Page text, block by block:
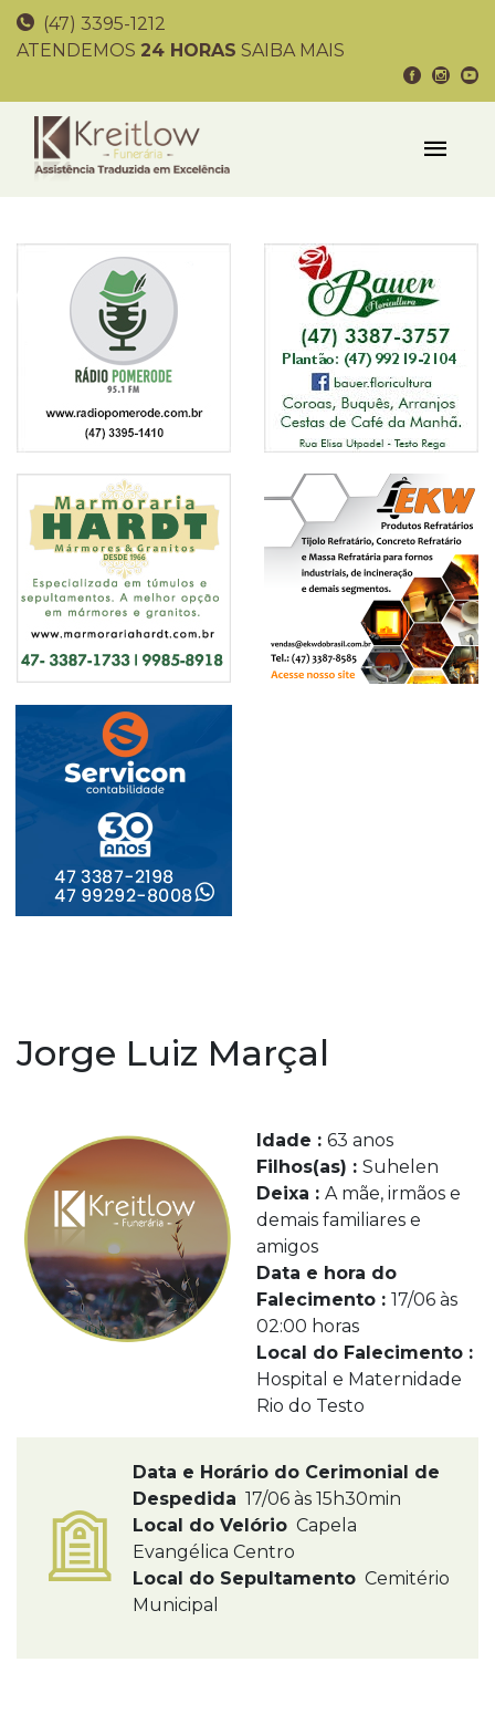
(47) 3395-1212
ATENDEMOS 24 HORAS SAIBA MAIS
Jorge Luiz Marçal
Idade : 63 anos
Filhos(as) : Suhelen
Deixa : A mãe, irmãos e
demais familiares e
amigos
Data e hora do
Falecimento : 17/06 às
02:00 horas
Local do Falecimento :
Hospital e Maternidade
Rio do Testo
Data e Horário do Cerimonial de
Despedida 17/06 às 15h30min
Local do Velório Capela
Evangélica Centro
Local do Sepultamento Cemitério
Municipal